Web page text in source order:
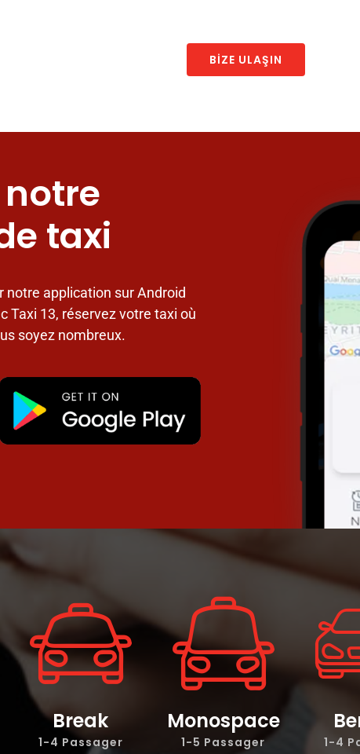
BIZE ULAŞIN
taxi
notre application sur Android
Taxi 13, réservez votre taxi où
soyez nombreux.
Break
1-4 Passager
Monospace
1-5 Passager 1-4